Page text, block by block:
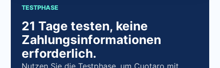
TESTPHASE
21 Tage testen, keine
Zahlungsinformationen
erforderlich.
Nutzen Sie die Testphase, um Cuotaro mit